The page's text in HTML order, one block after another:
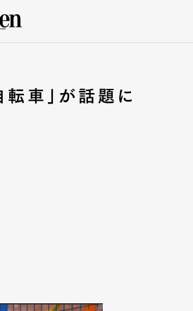
車」が話題に